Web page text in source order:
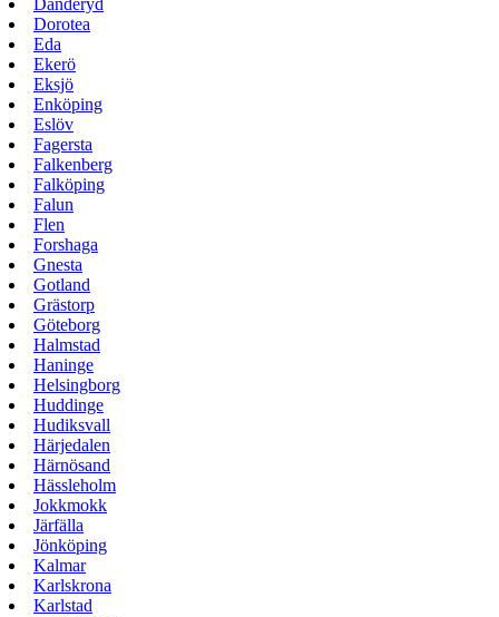
Danderyd
Dorotea
Eda
Ekerö
Eksjö
Enköping
Eslöv
Fagersta
Falkenberg
Falköping
Falun
Flen
Forshaga
Gnesta
Gotland
Grästorp
Göteborg
Halmstad
Haninge
Helsingborg
Huddinge
Hudiksvall
Härjedalen
Härnösand
Hässleholm
Jokkmokk
Järfälla
Jönköping
Kalmar
Karlskrona
Karlstad